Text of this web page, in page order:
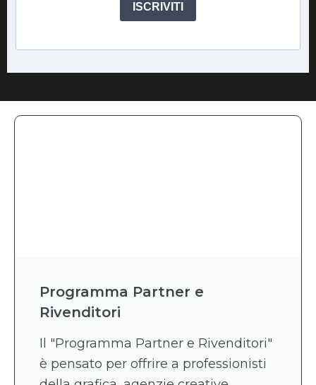
ISCRIVITI
Programma Partner e
Rivenditori
Il "Programma Partner e Rivenditori"
è pensato per offrire a professionisti